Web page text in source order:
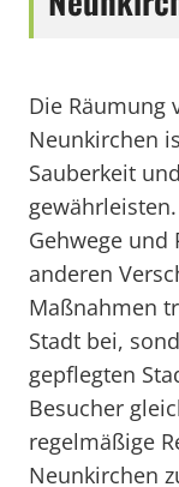
Die Räumung
Neunkirchen
Sauberkeit
Gehwege und
anderen
Maßnahmen
Stadt bei,
gepflegten
Besucher
regelmäßige
Neunkirchen